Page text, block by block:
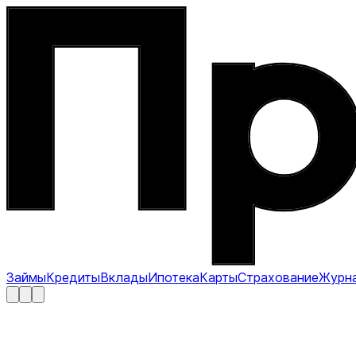
ЗаймыКредитыВкладыИпотекаКартыСтрахование